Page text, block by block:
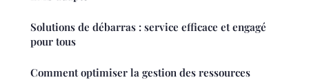
Solutions de débarras : service efficace et engagé
pour tous
Comment optimiser la gestion des ressources